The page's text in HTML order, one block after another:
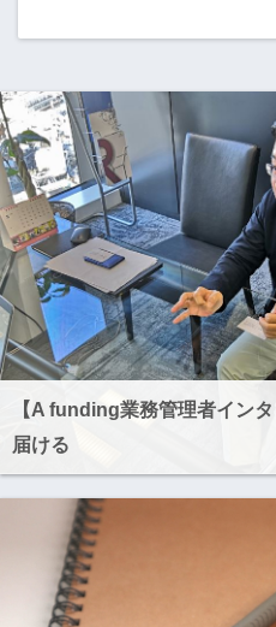
【A funding業務管理者イン
届ける